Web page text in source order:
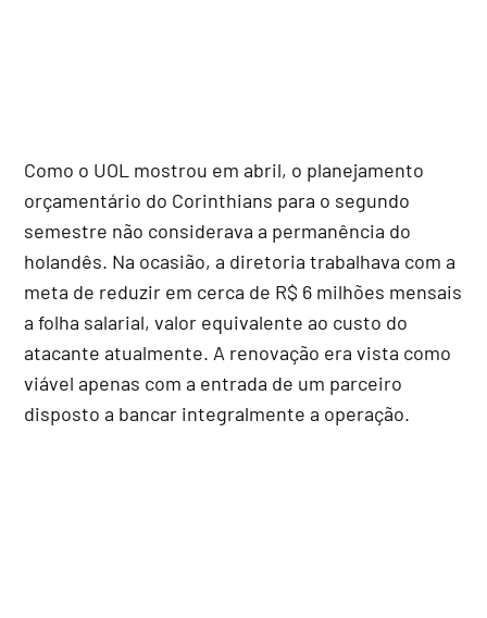
Como o UOL mostrou em abril, o planejamento
orçamentário do Corinthians para o segundo
semestre não considerava a permanência do
holandês. Na ocasião, a diretoria trabalhava com a
meta de reduzir em cerca de R$ 6 milhões mensais
a folha salarial, valor equivalente ao custo do
atacante atualmente. A renovação era vista como
viável apenas com a entrada de um parceiro
disposto a bancar integralmente a operação.